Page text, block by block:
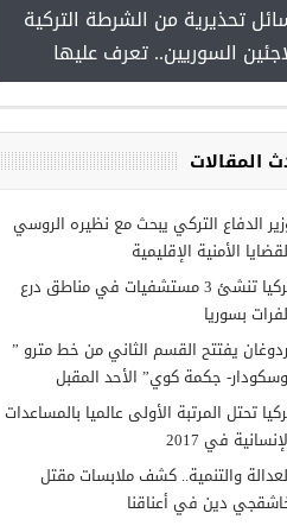
تحذيرية من الشرطة التركية
السوريين.. تعرف عليها
المقالات
الدفاع التركي يبحث مع نظيره الروسي
الأمنية الإقليمية
تركيا تنشئ 3 مستشفيات في مناطق درع
بسوريا
يفتتح القسم الثاني من خط مترو ”
جكمة كوي” الأحد المقبل
تحتل المرتبة الأولى عالميا بالمساعدات
في 2017
والتنمية.. كشف ملابسات مقتل
دين في أعناقنا